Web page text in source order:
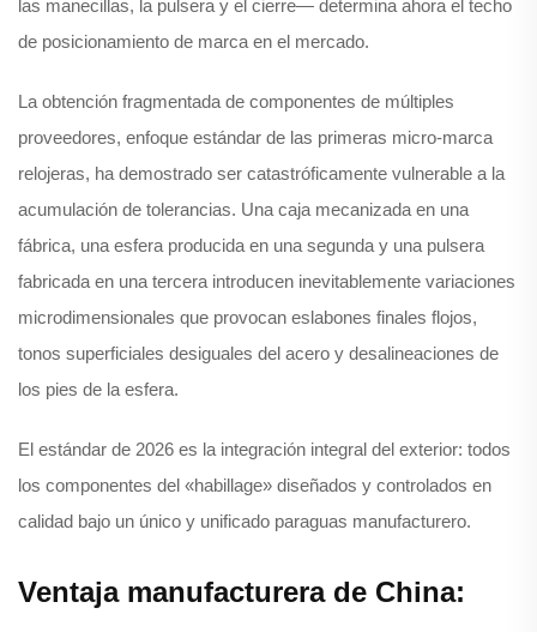
las manecillas, la pulsera y el cierre— determina ahora el techo
de posicionamiento de marca en el mercado.
La obtención fragmentada de componentes de múltiples
proveedores, enfoque estándar de las primeras micro-marca
relojeras, ha demostrado ser catastróficamente vulnerable a la
acumulación de tolerancias. Una caja mecanizada en una
fábrica, una esfera producida en una segunda y una pulsera
fabricada en una tercera introducen inevitablemente variaciones
microdimensionales que provocan eslabones finales flojos,
tonos superficiales desiguales del acero y desalineaciones de
los pies de la esfera.
El estándar de 2026 es la integración integral del exterior: todos
los componentes del «habillage» diseñados y controlados en
calidad bajo un único y unificado paraguas manufacturero.
Ventaja manufacturera de China: